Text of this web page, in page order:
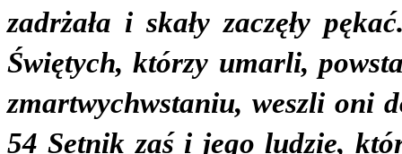
zadrżała i skały zaczęły
Świętych, którzy umarli,
zmartwychwstaniu, weszli oni
54 Setnik zaś i jego ludzie,